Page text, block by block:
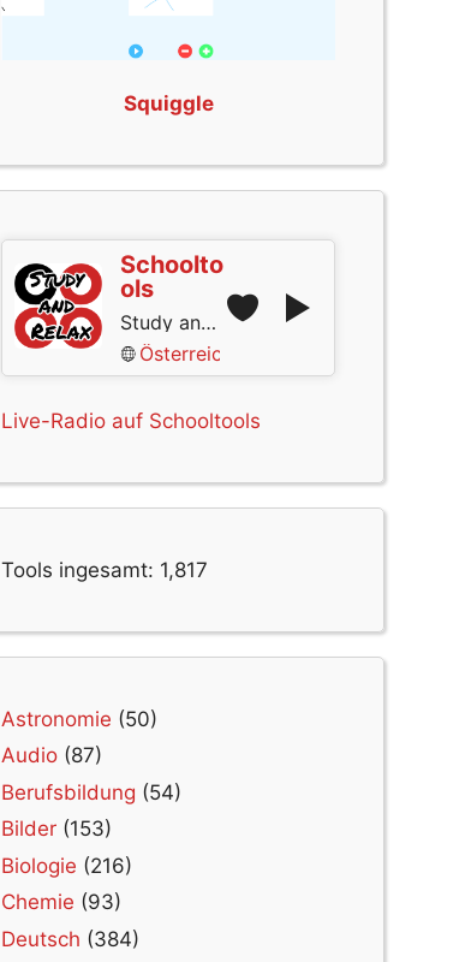
Squiggle
Schoolto
ols
Study and Relax
Österreich
Live-Radio auf Schooltools
Tools ingesamt: 1,817
Astronomie (50)
Audio (87)
Berufsbildung (54)
Bilder (153)
Biologie (216)
Chemie (93)
Deutsch (384)